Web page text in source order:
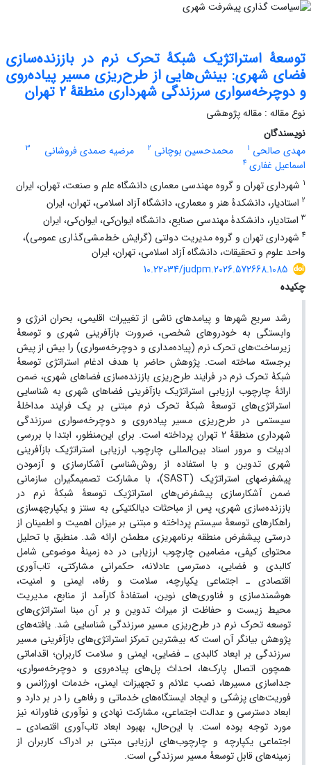
توسعۀ استراتژیک شبکۀ تحرک نرم در باززنده‌سازی
فضای شهری: بینش‌هایی از طرح‌ریزی مسیر پیاده‌روی
و دوچرخه‌سواری سرزندگی شهرداری منطقۀ 2 تهران
نوع مقاله : مقاله پژوهشی
نویسندگان
مهدی صالحی 1 محمدحسین بوچانی 2 مرضیه صمدی فروشانی 3
اسماعیل غفاری 4
1 شهرداری تهران و گروه مهندسی معماری دانشگاه علم و صنعت، تهران، ایران
2 استادیار، دانشکدۀ هنر و معماری، دانشگاه آزاد اسلامی، تهران، ایران
3 استادیار، دانشکدۀ مهندسی صنایع، دانشگاه ایوان‌کی، ایوان‌کی، ایران
4 شهرداری تهران و گروه مدیریت دولتی (گرایش خط‌مشی‌گذاری عمومی)،
واحد علوم و تحقیقات، دانشگاه آزاد اسلامی، تهران، ایران
10.22034/judpm.2026.572668.1085
چکیده
رشد سریع شهرها و پیامدهای ناشی از تغییرات اقلیمی، بحران انرژی و
وابستگی به خودروهای شخصی، ضرورت بازآفرینی شهری و توسعۀ
زیرساخت‌های تحرک نرم (پیاده‌مداری و دوچرخه‌سواری) را بیش از پیش
برجسته ساخته است. پژوهش حاضر با هدف ادغام استراتژی توسعۀ
شبکۀ تحرک نرم در فرایند طرح‌ریزی باززنده‌سازی فضاهای شهری، ضمن
ارائۀ چارچوب ارزیابی استراتژیک بازآفرینی فضاهای شهری به شناسایی
استراتژی‌های توسعۀ شبکۀ تحرک نرم مبتنی بر یک فرایند مداخلۀ
سیستمی در طرح‌ریزی مسیر پیاده‌روی و دوچرخه‌سواری سرزندگی
شهرداری منطقۀ 2 تهران پرداخته است. برای این
منظور، ابتدا با بررسی
ادبیات و مرور اسناد بین‌المللی چارچوب ارزیابی استراتژیک بازآفرینی
شهری تدوین و با استفاده از روششناسی آشکارسازی و آزمودن
پیش‏فرض‏های استراتژیک (SAST)، با مشارکت تصمیم‏گیران سازمانی
ضمن آشکارسازی پیش‏فرضهای استراتژیک توسعۀ شبکۀ نرم در
باززنده‌سازی شهری، پس از مباحثات دیالکتیکی به سنتز و یکپارچه‏سازی
راهکارهای توسعۀ سیستم پرداخته و مبتنی بر میزان اهمیت و اطمینان از
درستی پیش‏فرض منطقه برنامه‏ریزی مطمئن ارائه شد. منطبق با تحلیل
محتوای کیفی، مضامین چارچوب ارزیابی در ده زمینۀ موضوعی شامل
کالبدی و فضایی، دسترسی عادلانه، حکمرانی مشارکتی، تاب‌آوری
اقتصادی ـ اجتماعی یکپارچه، سلامت و رفاه، ایمنی و امنیت،
هوشمندسازی و فناوری‌های نوین، استفادۀ کارآمد از منابع، مدیریت
محیط زیست و حفاظت از میراث تدوین و بر آن مبنا استراتژی‌های
توسعه تحرک نرم در طرح‌ریزی مسیر سرزندگی شناسایی شد. یافته‌های
پژوهش بیانگر آن است که بیشترین تمرکز استراتژی‌های بازآفرینی مسیر
سرزندگی بر ابعاد کالبدیـ فضایی، ایمنی و سلامت کاربران؛ اقداماتی
همچون اتصال پارک‌ها، احداث پل‌های پیاده‌روی و دوچرخه‌سواری،
جداسازی مسیرها، نصب علائم و تجهیزات ایمنی، خدمات اورژانس و
فوریت‌های پزشکی و ایجاد ایستگاه‌های خدماتی و رفاهی را در بر دارد و
ابعاد دسترسی و عدالت اجتماعی، مشارکت نهادی و نوآوری فناورانه نیز
مورد توجه بوده است. با اینحال، بهبود ابعاد تاب‌آوری اقتصادی ـ
اجتماعی یکپارچه و چارچوب‌های ارزیابی مبتنی بر ادراک کاربران از
زمینه‌های قابل توسعۀ مسیر سرزندگی است.